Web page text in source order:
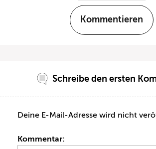
Kommentieren
Schreibe den ersten
Deine E-Mail-Adresse wird nicht
Kommentar: